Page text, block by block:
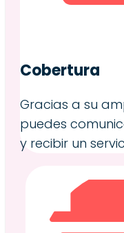
Cobertura
Gracias a su
puedes
y recibir un